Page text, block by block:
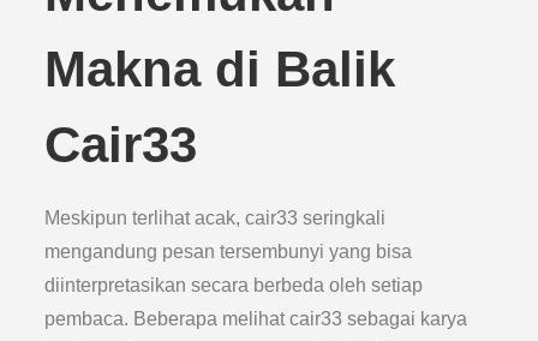
Makna di Balik
Cair33
Meskipun terlihat acak, cair33 seringkali
mengandung pesan tersembunyi yang bisa
diinterpretasikan secara berbeda oleh setiap
pembaca. Beberapa melihat cair33 sebagai karya